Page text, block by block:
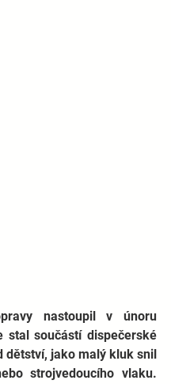
nastoupil v únoru
stal součástí dispečerské
dětství, jako malý kluk snil
strojvedoucího vlaku.